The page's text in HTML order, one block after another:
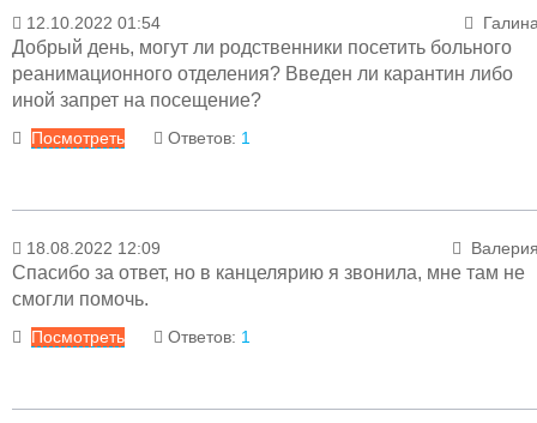
Платные услуги
Терапевтические отделения
Терапия
Хирургические отделения
03.11.2022 13:14 Менеджер
Уважаемая Наталья! Обратитесь по
канцелярии: 79-00-21.
12.10.2022 01:54
Добрый день, могут ли родственники посетить больного
реанимационного отделения? Введен ли карантин либо
иной запрет на посещение?
Посмотреть Ответов: 1
Ответ
12.10.2022 19:17 Менеджер
Уважаемая Галина! Вам необходимо обратиться за
отделением.
18.08.2022 12:09
Спасибо за ответ, но в канцелярию я звонила, мне там не
смогли помочь.
Посмотреть Ответов: 1
Ответ